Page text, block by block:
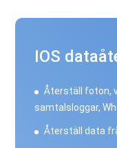
IOS
Återställ foton,
samtalsloggar,
Återställ data